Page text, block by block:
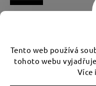
Tento web používá
tohoto webu
Instagram